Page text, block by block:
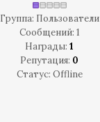
Группа: Пользователи
Сообщений: 1
Награды: 1
Репутация: 0
Статус: Offline